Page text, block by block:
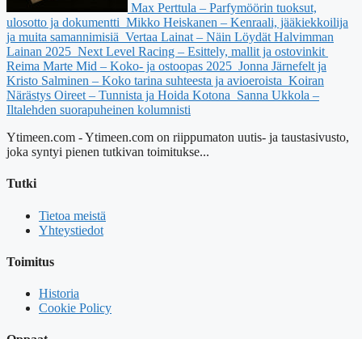
Max Perttula – Parfymöörin tuoksut,
ulosotto ja dokumentti Mikko Heiskanen – Kenraali, jääkiekkoilija
ja muita samannimisiä Vertaa Lainat – Näin Löydät Halvimman
Lainan 2025 Next Level Racing – Esittely, mallit ja ostovinkit
Reima Marte Mid – Koko- ja ostoopas 2025 Jonna Järnefelt ja
Kristo Salminen – Koko tarina suhteesta ja avioeroista Koiran
Närästys Oireet – Tunnista ja Hoida Kotona Sanna Ukkola –
Iltalehden suorapuheinen kolumnisti
Ytimeen.com - Ytimeen.com on riippumaton uutis- ja taustasivusto,
joka syntyi pienen tutkivan toimitukse...
Tutki
Tietoa meistä
Yhteystiedot
Toimitus
Historia
Cookie Policy